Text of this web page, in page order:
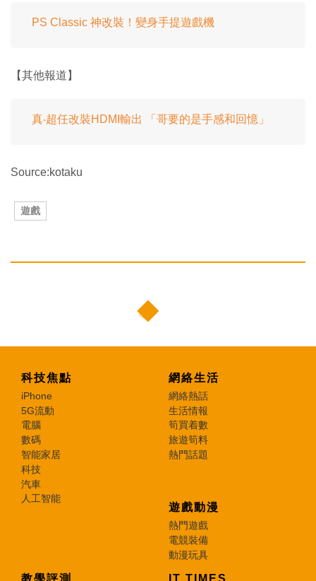
PS Classic 神改裝！變身手提遊戲機
【其他報道】
真‧超任改裝HDMI輸出 「哥要的是手感和回憶」
Source:kotaku
遊戲
科技焦點
iPhone
5G流動
電腦
數碼
智能家居
科技
汽車
人工智能
網絡生活
網絡熱話
生活情報
筍買着數
旅遊筍料
熱門話題
遊戲動漫
熱門遊戲
電競裝備
動漫玩具
教學評測 IT TIMES